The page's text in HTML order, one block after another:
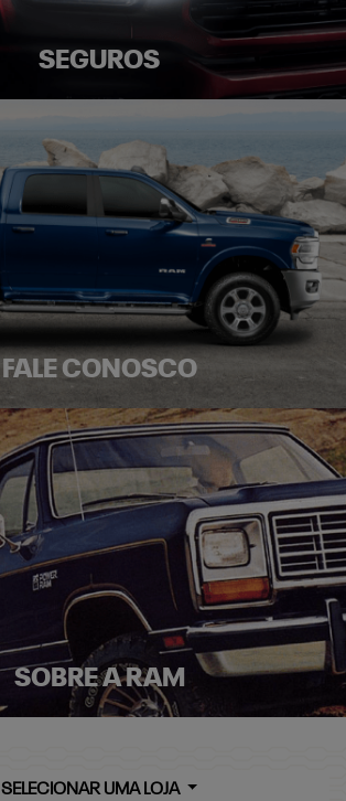
SEGUROS
FALE CONOSCO
SOBRE A RAM
SELECIONAR UMA LOJA